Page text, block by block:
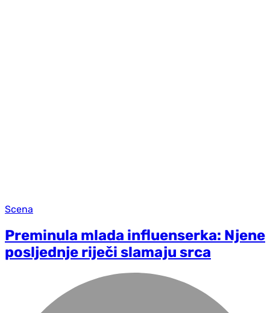
Scena
Preminula mlada influenserka: Njene
posljednje riječi slamaju srca